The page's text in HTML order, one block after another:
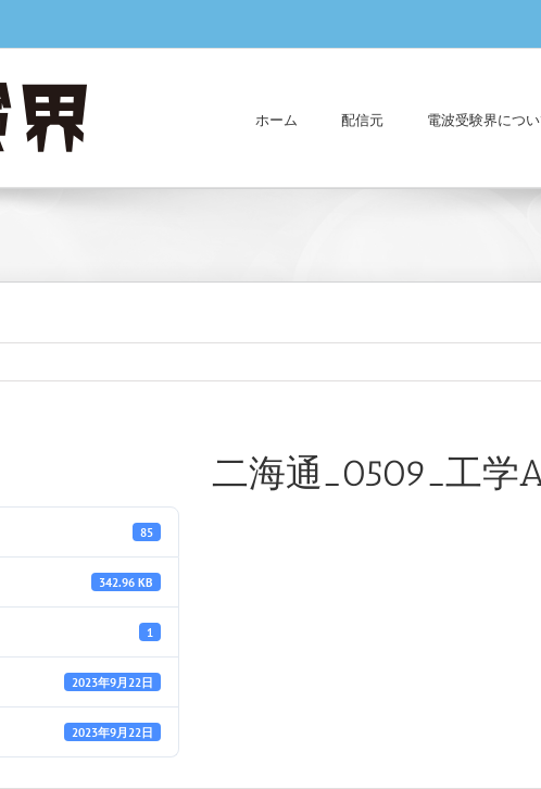
ホーム 配信元 電波受験界につ
85
342.96 KB
1
2023年9月22日
2023年9月22日
二海通_0509_工学